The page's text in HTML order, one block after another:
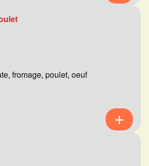
fromage, poulet, oeuf